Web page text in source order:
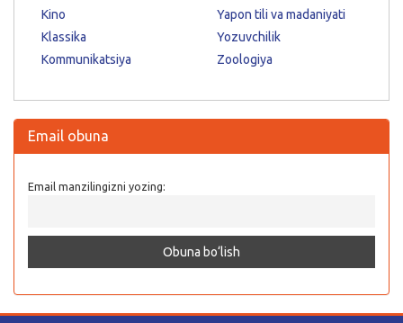
Kino
Klassika
Kommunikatsiya
Yapon tili va madaniyati
Yozuvchilik
Zoologiya
Email obuna
Email manzilingizni yozing: